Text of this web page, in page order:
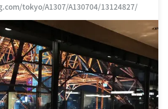
tokyo/A1307/A130704/13124827/